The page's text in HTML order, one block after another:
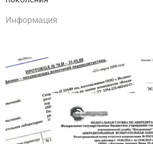
Информация